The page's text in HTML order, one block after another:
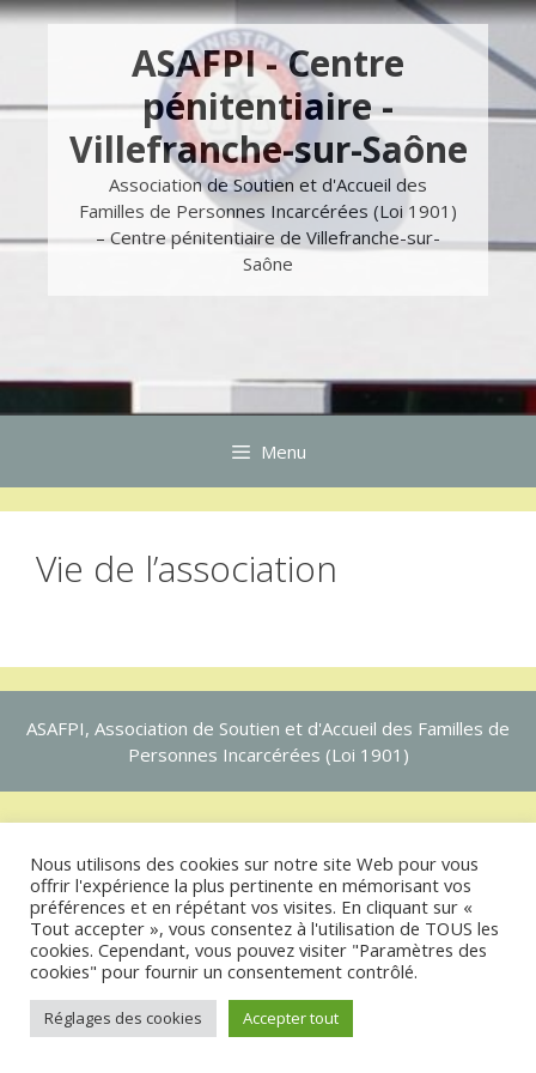
Aller
Skip
ASAFPI - Centre
pénitentiaire -
Villefranche-sur-Saône
Association de Soutien et d'Accueil des
Familles de Personnes Incarcérées (Loi 1901)
– Centre pénitentiaire de Villefranche-sur-
Saône
Menu
Vie de l’association
ASAFPI, Association de Soutien et d'Accueil des Familles de
Personnes Incarcérées (Loi 1901)
Nous utilisons des cookies sur notre site Web pour vous
offrir l'expérience la plus pertinente en mémorisant vos
préférences et en répétant vos visites. En cliquant sur «
Tout accepter », vous consentez à l'utilisation de TOUS les
cookies. Cependant, vous pouvez visiter "Paramètres des
cookies" pour fournir un consentement contrôlé.
Réglages des cookies Accepter tout